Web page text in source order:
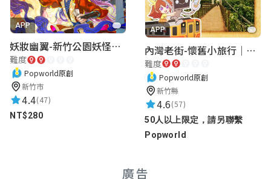
16周士鈞
★★★★★
★★★★★
APP
妖妝幽翼-新竹公園妖怪懸疑事件
難度
Popworld原創
新竹市
4.4(47)
NT$280
APP
內灣老街-懷舊小旅行｜新竹老街城市解謎
難度
Popworld原創
新竹縣
4.6(57)
50人以上限定，請另聯繫
Popworld
廣告